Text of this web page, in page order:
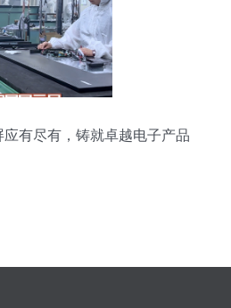
有尽有，铸就卓越电子产品